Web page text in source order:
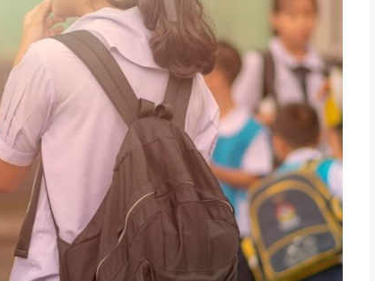
Fryzjer
Kino
Poczta